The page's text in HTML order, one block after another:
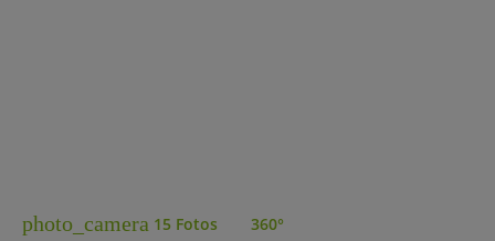
photo_camera 15 Fotos 360°